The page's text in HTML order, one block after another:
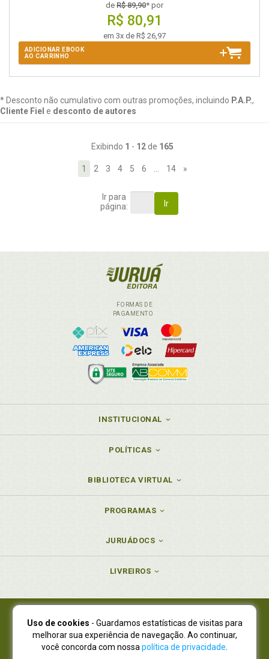
de R$ 89,90* por
R$ 80,91
em 3x de R$ 26,97
ADICIONAR EBOOK
AO CARRINHO
* Desconto não cumulativo com outras promoções, incluindo P.A.P.,
Cliente Fiel e desconto de autores
Exibindo 1 - 12de 165
1 2 3 4 5 6 14 »
Ir para
página:
Ir
FORMAS DE
PAGAMENTO
INSTITUCIONAL
POLÍTICAS
BIBLIOTECA VIRTUAL
PROGRAMAS
JURUÁDOCS
LIVREIROS
Juruá Editora Ltda., CNPJ 77.535.508/0001-19
Juruá Informática Ltda., CNPJ 01.701.561/0001-80
NOVO ENDEREÇO:R. Flávio Dallegrave, 7665, São Lourenço |
Uso de cookies - Guardamos estatísticas de visitas para
melhorar sua experiência de navegação. Ao continuar,
você concorda com nossa política de privacidade